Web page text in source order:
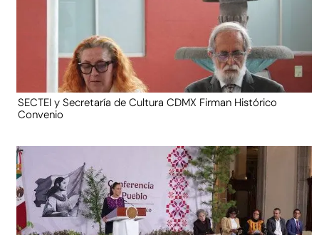
SECTEI y Secretaría de Cultura CDMX Firman Histórico
Convenio